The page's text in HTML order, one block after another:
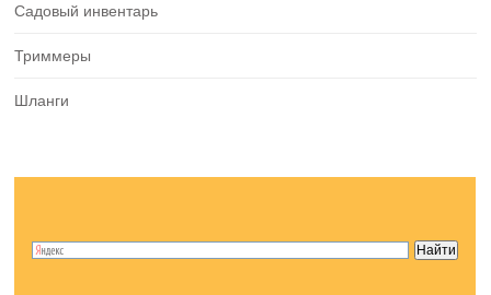
Садовый инвентарь
Триммеры
Шланги